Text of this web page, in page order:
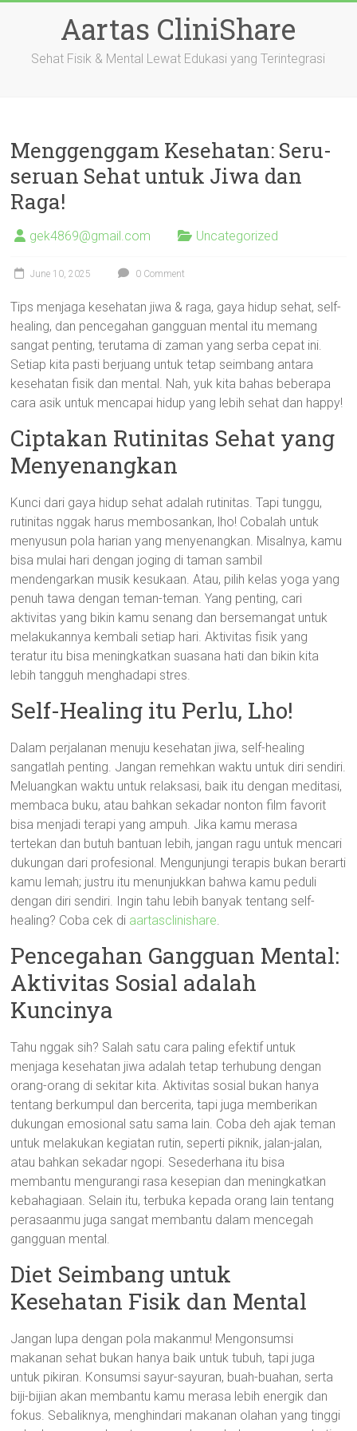
Aartas CliniShare
Sehat Fisik & Mental Lewat Edukasi yang Terintegrasi
Menggenggam Kesehatan: Seru-
seruan Sehat untuk Jiwa dan
Raga!
gek4869@gmail.com Uncategorized
June 10, 2025 0 Comment
Tips menjaga kesehatan jiwa & raga, gaya hidup sehat, self-
healing, dan pencegahan gangguan mental itu memang
sangat penting, terutama di zaman yang serba cepat ini.
Setiap kita pasti berjuang untuk tetap seimbang antara
kesehatan fisik dan mental. Nah, yuk kita bahas beberapa
cara asik untuk mencapai hidup yang lebih sehat dan happy!
Ciptakan Rutinitas Sehat yang
Menyenangkan
Kunci dari gaya hidup sehat adalah rutinitas. Tapi tunggu,
rutinitas nggak harus membosankan, lho! Cobalah untuk
menyusun pola harian yang menyenangkan. Misalnya, kamu
bisa mulai hari dengan joging di taman sambil
mendengarkan musik kesukaan. Atau, pilih kelas yoga yang
penuh tawa dengan teman-teman. Yang penting, cari
aktivitas yang bikin kamu senang dan bersemangat untuk
melakukannya kembali setiap hari. Aktivitas fisik yang
teratur itu bisa meningkatkan suasana hati dan bikin kita
lebih tangguh menghadapi stres.
Self-Healing itu Perlu, Lho!
Dalam perjalanan menuju kesehatan jiwa, self-healing
sangatlah penting. Jangan remehkan waktu untuk diri sendiri.
Meluangkan waktu untuk relaksasi, baik itu dengan meditasi,
membaca buku, atau bahkan sekadar nonton film favorit
bisa menjadi terapi yang ampuh. Jika kamu merasa
tertekan dan butuh bantuan lebih, jangan ragu untuk mencari
dukungan dari profesional. Mengunjungi terapis bukan berarti
kamu lemah; justru itu menunjukkan bahwa kamu peduli
dengan diri sendiri. Ingin tahu lebih banyak tentang self-
healing? Coba cek di aartasclinishare.
Pencegahan Gangguan Mental:
Aktivitas Sosial adalah
Kuncinya
Tahu nggak sih? Salah satu cara paling efektif untuk
menjaga kesehatan jiwa adalah tetap terhubung dengan
orang-orang di sekitar kita. Aktivitas sosial bukan hanya
tentang berkumpul dan bercerita, tapi juga memberikan
dukungan emosional satu sama lain. Coba deh ajak teman
untuk melakukan kegiatan rutin, seperti piknik, jalan-jalan,
atau bahkan sekadar ngopi. Sesederhana itu bisa
membantu mengurangi rasa kesepian dan meningkatkan
kebahagiaan. Selain itu, terbuka kepada orang lain tentang
perasaanmu juga sangat membantu dalam mencegah
gangguan mental.
Diet Seimbang untuk
Kesehatan Fisik dan Mental
Jangan lupa dengan pola makanmu! Mengonsumsi
makanan sehat bukan hanya baik untuk tubuh, tapi juga
untuk pikiran. Konsumsi sayur-sayuran, buah-buahan, serta
biji-bijian akan membantu kamu merasa lebih energik dan
fokus. Sebaliknya, menghindari makanan olahan yang tinggi